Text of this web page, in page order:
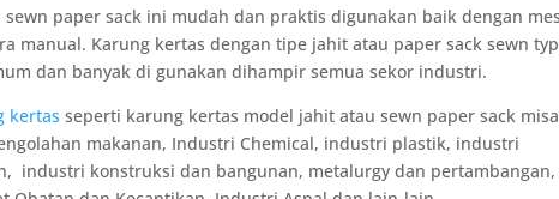
paper sack ini mudah dan praktis digunakan baik dengan
manual. Karung kertas dengan tipe jahit atau paper sack sewn
dan banyak di gunakan dihampir semua sekor industri.
kertas seperti karung kertas model jahit atau sewn paper sack
makanan, Industri Chemical, industri plastik, industri
industri konstruksi dan bangunan, metalurgy dan pertambangan,